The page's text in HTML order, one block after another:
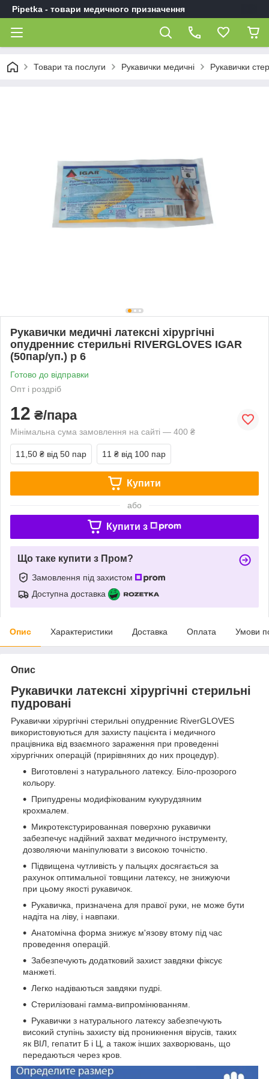
Pipetka - товари медичного призначення
Товари та послуги Рукавички медичні Рукавички
Рукавички медичні латексні хірургічні
опудренниє стерильні RIVERGLOVES IGAR
(50пар/уп.) р 6
Готово до відправки
Опт і роздріб
12 ₴/пара
Мінімальна сума замовлення на сайті — 400 ₴
11,50 ₴ від 50 пар 11 ₴ від 100 пар
Купити
або
Купити з
Що таке купити з Пром?
Замовлення під захистом
Доступна доставка
Опис Характеристики Доставка Оплата Умови
Опис
Рукавички латексні хірургічні стерильні
пудровані
Рукавички хірургічні стерильні опудренниє RiverGLOVES
використовуються для захисту пацієнта і медичного
працівника від взаємного зараження при проведенні
хірургічних операцій (прирівняних до них процедур).
Виготовлені з натурального латексу. Біло-прозорого
кольору.
Припудрены модифікованим кукурудзяним
крохмалем.
Микротекстурированная поверхню рукавички
забезпечує надійний захват медичного інструменту,
дозволяючи маніпулювати з високою точністю.
Підвищена чутливість у пальцях досягається за
рахунок оптимальної товщини латексу, не знижуючи
при цьому якості рукавичок.
Рукавичка, призначена для правої руки, не може бути
надіта на ліву, і навпаки.
Анатомічна форма знижує м'язову втому під час
проведення операцій.
Забезпечують додатковий захист завдяки фіксує
манжеті.
Легко надіваються завдяки пудрі.
Стерилізовані гамма-випромінюванням.
Рукавички з натурального латексу забезпечують
високий ступінь захисту від проникнення вірусів, таких
як ВІЛ, гепатит Б і Ц, а також інших захворювань, що
передаються через кров.